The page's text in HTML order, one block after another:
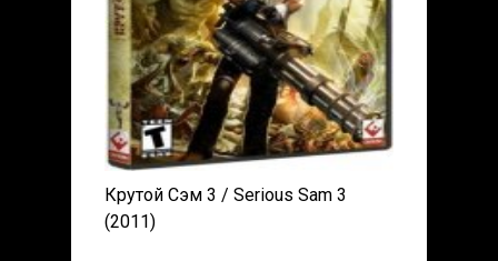
Крутой Сэм 3 / Serious Sam 3
(2011)